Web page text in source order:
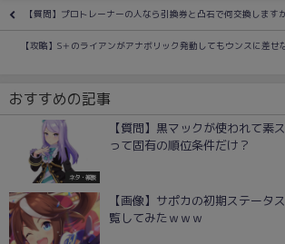
【質問】プロトレーナーの人なら引換券と凸石で何交換します
【攻略】S＋のライアンがアナボリック発動してもウンスに差
おすすめの記事
ネタ・雑談
【質問】黒マックが使われて素
って固有の順位条件だけ？
【画像】サポカの初期ステータ
覧してみたｗｗｗ